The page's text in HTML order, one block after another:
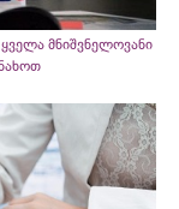
მნიშვნელოვანი